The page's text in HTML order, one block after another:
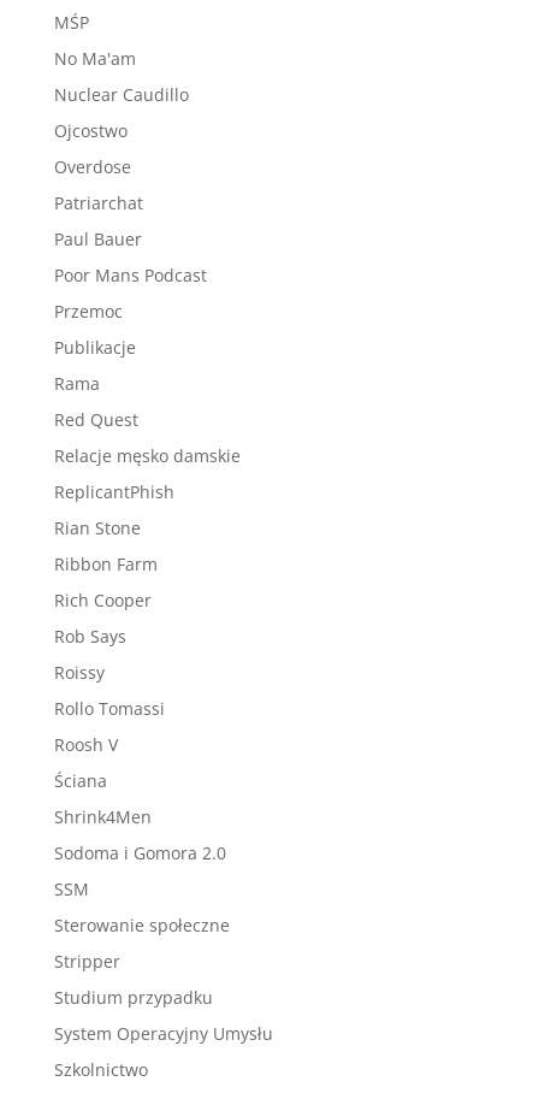
MŚP
No Ma'am
Nuclear Caudillo
Ojcostwo
Overdose
Patriarchat
Paul Bauer
Poor Mans Podcast
Przemoc
Publikacje
Rama
Red Quest
Relacje męsko damskie
ReplicantPhish
Rian Stone
Ribbon Farm
Rich Cooper
Rob Says
Roissy
Rollo Tomassi
Roosh V
Ściana
Shrink4Men
Sodoma i Gomora 2.0
SSM
Sterowanie społeczne
Stripper
Studium przypadku
System Operacyjny Umysłu
Szkolnictwo